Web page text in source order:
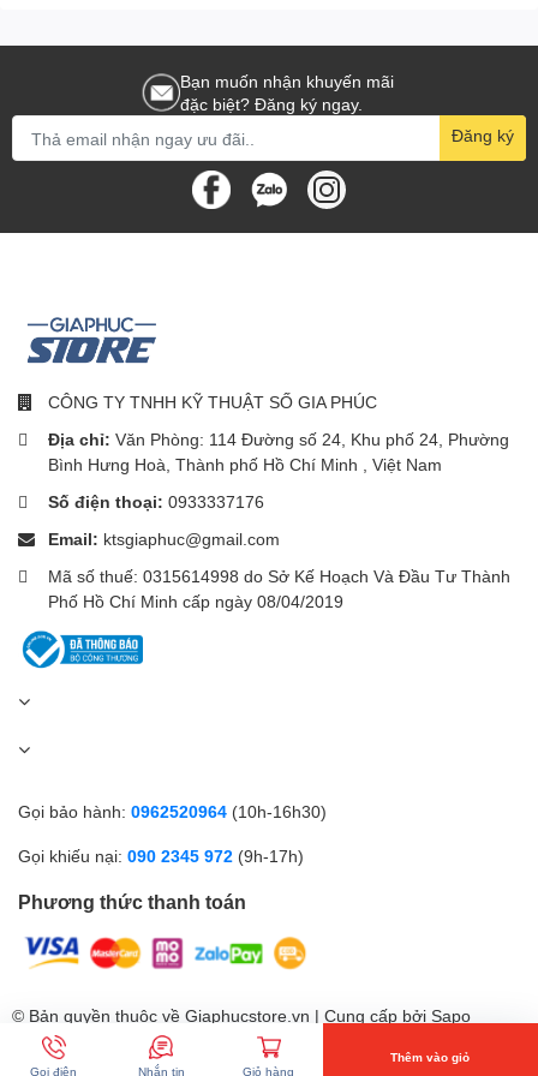
16:9
Bạn muốn nhận khuyến mãi
đặc biệt? Đăng ký ngay.
Đăng ký
CÔNG TY TNHH KỸ THUẬT SỐ GIA PHÚC
Địa chỉ: Văn Phòng: 114 Đường số 24, Khu phố 24, Phường
Bình Hưng Hoà, Thành phố Hồ Chí Minh , Việt Nam
Số điện thoại: 0933337176
Email: ktsgiaphuc@gmail.com
Mã số thuế: 0315614998 do Sở Kế Hoạch Và Đầu Tư Thành
Phố Hồ Chí Minh cấp ngày 08/04/2019
Gọi bảo hành: 0962520964 (10h-16h30)
Gọi khiếu nại: 090 2345 972 (9h-17h)
Phương thức thanh toán
© Bản quyền thuộc về Giaphucstore.vn | Cung cấp bởi Sapo
Gọi điện Nhắn tin Giỏ hàng
Thêm vào giỏ